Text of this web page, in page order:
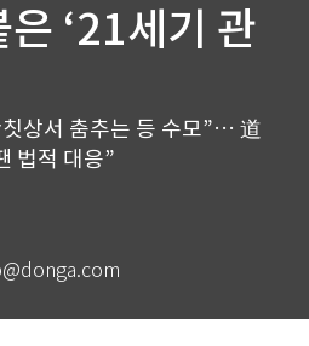
‘21세기 관
상서 춤추는 등 수모”… 道
법적 대응”